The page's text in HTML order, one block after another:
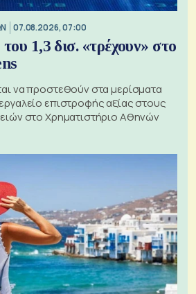
07.08.2026, 07:00
1,3 δισ. «τρέχουν» στο
να προστεθούν στα μερίσματα
επιστροφής αξίας στους
στο Χρηματιστήριο Αθηνών